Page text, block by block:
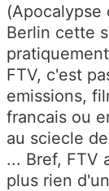
(Apocalypse
Berlin cette
FTV, c'est
emissions,
francais ou
au sciecle
... Bref, FTV
plus rien